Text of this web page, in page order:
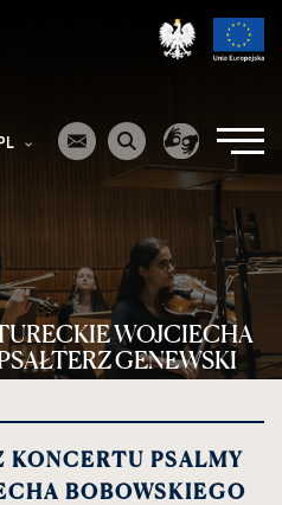
WOJCIECHA
GENEWSKI
KONCERTU PSALMY
BOBOWSKIEGO